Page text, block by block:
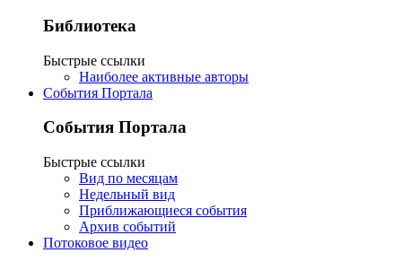
Библиотека
Быстрые ссылки
Наиболее активные авторы
События Портала
События Портала
Быстрые ссылки
Вид по месяцам
Недельный вид
Приближающиеся события
Архив событий
Потоковое видео